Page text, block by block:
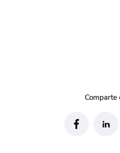
Comparte